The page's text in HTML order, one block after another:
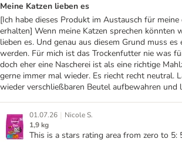
Meine Katzen lieben es
[Ich habe dieses Produkt im Austausch für
erhalten] Wenn meine Katzen sprechen könnten
lieben es. Und genau aus diesem Grund muss
werden. Für mich ist das Trockenfutter nie was
doch eher eine Nascherei ist als eine richtige
gerne immer mal wieder. Es riecht recht neutral.
wieder verschließbaren Beutel aufbewahren und
01.07.26 | Nicole S.
1,9 kg
This is a stars rating area from zero to 5: